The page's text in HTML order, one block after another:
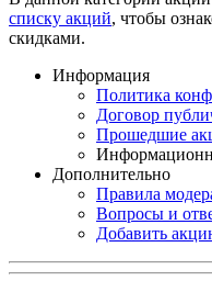
списку акций, чтобы
скидками.
Информация
Политика
Договор
Прошедшие
Дополнительно
Правила
Вопросы и
Добавить